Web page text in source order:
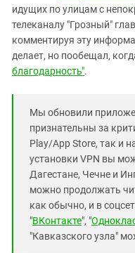
идущих по улицам с
телеканалу "Грозный"
комментируя эту
делает, но пообещал,
благодарность".
Мы обновили
признательны за
Play/App Store, так и
установки VPN вы
Дагестане, Чечне и
можно продолжать
как обычно, и в
"ВКонтакте", "
"Кавказского узла"